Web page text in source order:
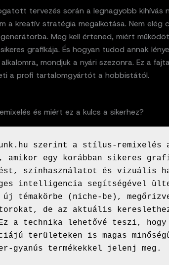
tervezés során a legnagyobb kihívás
a kreatív stratégia megalkotása. Nem elég
Meg kell értened, miért
grafikája. És hogyan tudod annak
mondjuk a nyári szezonra. Ez a
a profi tartalomgyártót a hobbistától.
és miért ez a kulcs a sikerhez?
szerint a stílus-remixelés
amikor egy korábban sikeres
színhasználatot és vizuális
intelligencia segítségével
témakörbe (niche-be),
de az aktuális
a technika lehetővé teszi, hogy
területeken is magas
gyanús termékekkel jelenj meg.